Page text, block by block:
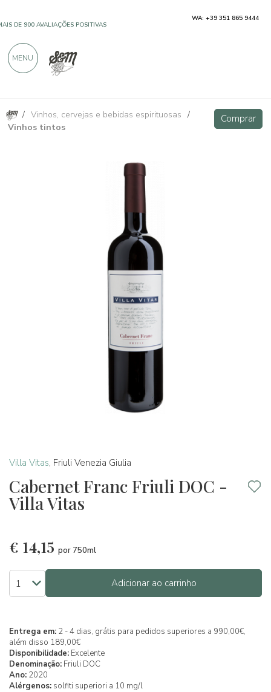
/ Vinhos, cervejas e bebidas espirituosas /
Vinhos tintos
Comprar
Villa Vitas, Friuli Venezia Giulia
Cabernet Franc Friuli DOC -
Villa Vitas
€ 14,15 por 750ml
Adicionar ao carrinho
Entrega em: 2 - 4 dias, grátis para pedidos superiores a 990,00€,
além disso 189,00€
Disponibilidade: Excelente
Denominação: Friuli DOC
Ano: 2020
Alérgenos: solfiti superiori a 10 mg/l
Cabernet Franc Friuli DOC - Villa Vitas Comprar
DE 900 AVALIAÇÕES POSITIVAS WA: +39 351 865 9444
MENU